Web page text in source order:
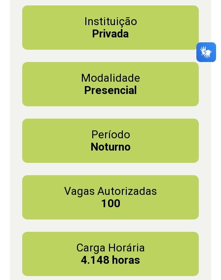
Instituição
Privada
Modalidade
Presencial
Período
Noturno
Vagas Autorizadas
100
Carga Horária
4.148 horas